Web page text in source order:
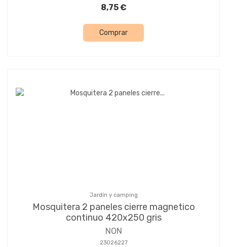
8,75 €
Comprar
Jardín y camping
Mosquitera 2 paneles cierre magnetico
continuo 420x250 gris
NON
23026227